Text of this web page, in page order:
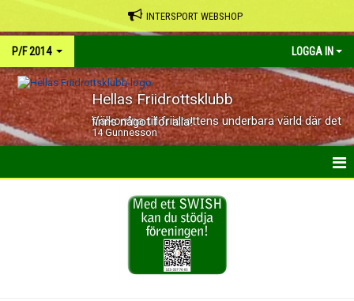
INTERSPORT WEBSHOP
P/F 2014 LOGGA IN
Hellas Friidrottsklubb
Välkomna till friidrottens underbara värld där det finns något för alla!
14 Gunnesson